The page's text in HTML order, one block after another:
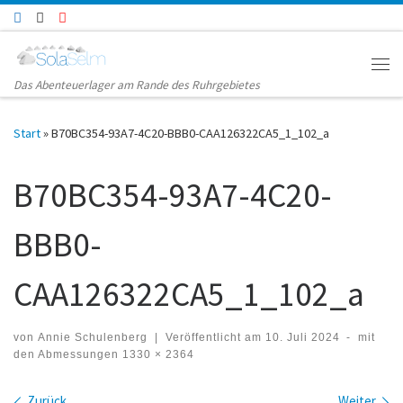
Zum Inhalt springen
Das Abenteuerlager am Rande des Ruhrgebietes
Start»B70BC354-93A7-4C20-BBB0-CAA126322CA5_1_102_a
B70BC354-93A7-4C20-
BBB0-
CAA126322CA5_1_102_a
von Annie Schulenberg | Veröffentlicht am 10. Juli 2024 -
mit
den Abmessungen 1330 × 2364